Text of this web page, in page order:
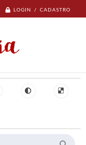
LOGIN / CADASTRO